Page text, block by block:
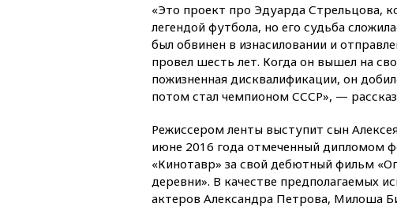
«Это проект про Эдуарда Стрельцова,
легендой футбола, но его судьба
был обвинен в изнасиловании и
провел шесть лет. Когда он вышел на
пожизненная дисквалификации, он
потом стал чемпионом СССР», —
Режиссером ленты выступит сын
июне 2016 года отмеченный дипломом
«Кинотавр» за свой дебютный фильм
деревни». В качестве предполагаемых
актеров Александра Петрова, Милоша